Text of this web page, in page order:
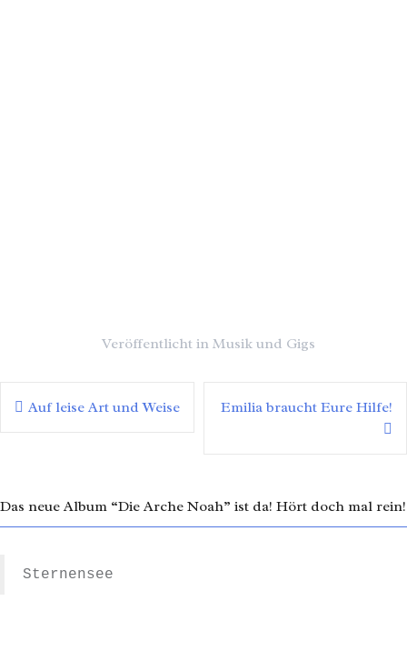
Veröffentlicht in Musik und Gigs
Auf leise Art und Weise Emilia braucht Eure Hilfe!
Das neue Album “Die Arche Noah” ist da! Hört doch mal rein!
Sternensee